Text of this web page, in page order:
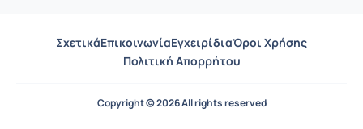
ΣχετικάΕπικοινωνίαΕγχειρίδιαΌροι Χρήσης
Πολιτική Απορρήτου
Copyright © 2026 All rights reserved